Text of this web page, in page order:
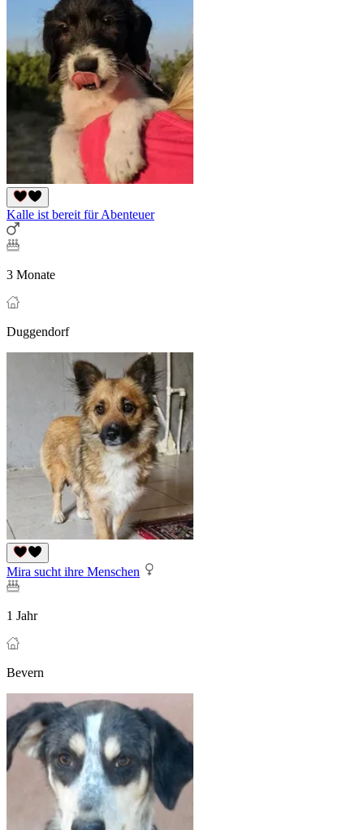
Kalle ist bereit für Abenteuer
3 Monate
Duggendorf
Mira sucht ihre Menschen
1 Jahr
Bevern